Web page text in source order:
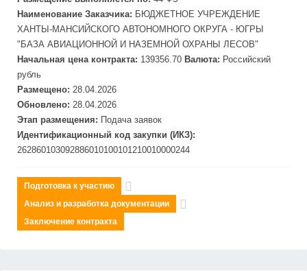
Наименование Заказчика: БЮДЖЕТНОЕ УЧРЕЖДЕНИЕ
ХАНТЫ-МАНСИЙСКОГО АВТОНОМНОГО ОКРУГА - ЮГРЫ
"БАЗА АВИАЦИОННОЙ И НАЗЕМНОЙ ОХРАНЫ ЛЕСОВ"
Начальная цена контракта: 139356.70 Валюта: Российский
рубль
Размещено: 28.04.2026
Обновлено: 28.04.2026
Этап размещения: Подача заявок
Идентификационный код закупки (ИКЗ):
262860103092886010100101210010000244
Подготовка к участию
Анализ и разработка документации
Заключение контракта